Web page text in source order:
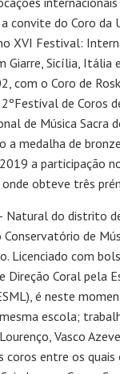
convite do Coro da
XVI Festival:
Giarre, Sicília, Itália
com o Coro de
de Coros
de Música Sacra
a medalha de
a participação
obteve três
Natural do distrito
Conservatório de
Licenciado com
Direção Coral pela
é neste
escola;
Vasco
coros entre os